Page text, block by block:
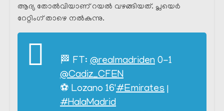
ആദ്യ തോൽവിയാണ് റയൽ വഴങ്ങിയത്. പ്ലയെർ
റേറ്റിംഗ് താഴെ നൽകുന്നു.
🏁 FT: @realmadriden 0-1
@Cadiz_CFEN
⚽ Lozano 16'#Emirates |
#HalaMadrid